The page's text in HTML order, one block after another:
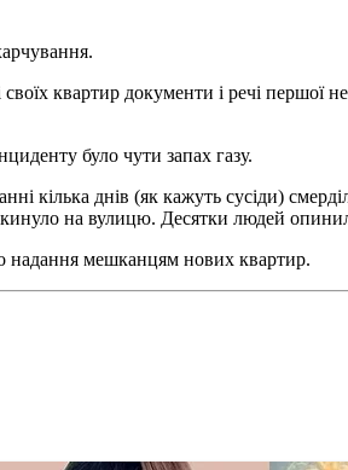
квартир документи і речі першої
було чути запах газу.
кілька днів (як кажуть сусіди)
на вулицю. Десятки людей
надання мешканцям нових квартир.